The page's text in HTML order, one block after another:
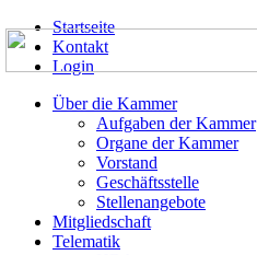
Startseite
Kontakt
Login
Über die Kammer
Aufgaben der Kammer
Organe der Kammer
Vorstand
Geschäftsstelle
Stellenangebote
Mitgliedschaft
Telematik